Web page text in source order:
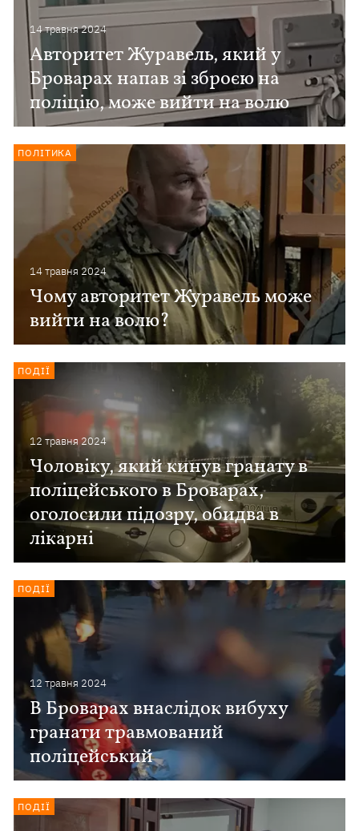
14 травня 2024
Авторитет Журавель, який у
Броварах напав зі зброєю на
поліцію, може вийти на волю
14 травня 2024
Чому авторитет Журавель може
вийти на волю?
ПОЛІТИКА
12 травня 2024
Чоловіку, який кинув гранату в
поліцейського в Броварах,
оголосили підозру, обидва в
лікарні
ПОДІЇ
12 травня 2024
В Броварах внаслідок вибуху
гранати травмований
поліцейський
ПОДІЇ
ПОДІЇ